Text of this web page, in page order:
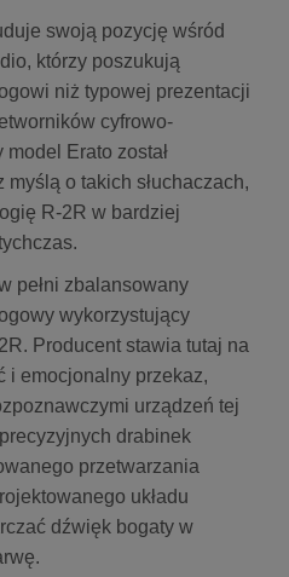
swoją pozycję wśród
którzy poszukują
niż typowej prezentacji
cyfrowo-
Erato został
myślą o takich słuchaczach,
R-2R w bardziej
pełni zbalansowany
wykorzystujący
Producent stawia tutaj na
i emocjonalny przekaz,
urządzeń tej
drabinek
przetwarzania
układu
dźwięk bogaty w